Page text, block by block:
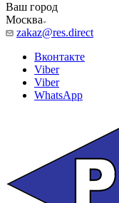
Ваш город
Москва
zakaz@res.direct
Вконтакте
Viber
Viber
WhatsApp